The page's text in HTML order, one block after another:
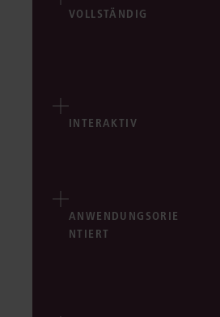
VOLLSTÄNDIG
INTERAKTIV
ANWENDUNGSORIE
NTIERT